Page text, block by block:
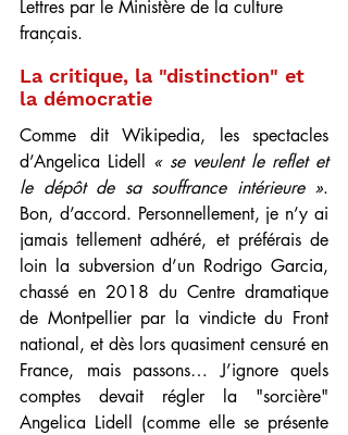
Lettres par le Ministère de la culture
français.
La critique, la "distinction" et
la démocratie
Comme dit Wikipedia, les spectacles
d’Angelica Lidell « se veulent le reflet et
le dépôt de sa souffrance intérieure ».
Bon, d’accord. Personnellement, je n’y ai
jamais tellement adhéré, et préférais de
loin la subversion d’un Rodrigo Garcia,
chassé en 2018 du Centre dramatique
de Montpellier par la vindicte du Front
national, et dès lors quasiment censuré en
France, mais passons… J’ignore quels
comptes devait régler la "sorcière"
Angelica Lidell (comme elle se présente